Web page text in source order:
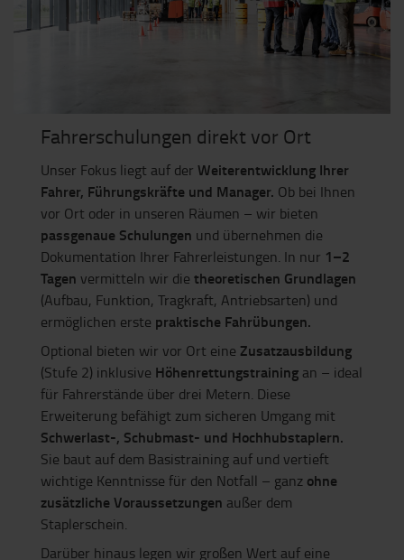
Fahrerschulungen direkt vor Ort
Unser Fokus liegt auf der Weiterentwicklung Ihrer
Fahrer, Führungskräfte und Manager. Ob bei Ihnen
vor Ort oder in unseren Räumen – wir bieten
passgenaue Schulungen und übernehmen die
Dokumentation Ihrer Fahrerleistungen. In nur 1–2
Tagen vermitteln wir die theoretischen Grundlagen
(Aufbau, Funktion, Tragkraft, Antriebsarten) und
ermöglichen erste praktische Fahrübungen.
Optional bieten wir vor Ort eine Zusatzausbildung
(Stufe 2) inklusive Höhenrettungstraining an – ideal
für Fahrerstände über drei Metern. Diese
Erweiterung befähigt zum sicheren Umgang mit
Schwerlast-, Schubmast- und Hochhubstaplern.
Sie baut auf dem Basistraining auf und vertieft
wichtige Kenntnisse für den Notfall – ganz ohne
zusätzliche Voraussetzungen außer dem
Staplerschein.
Darüber hinaus legen wir großen Wert auf eine